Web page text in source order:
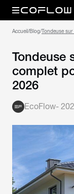
Accueil/Blog/Tondeuse
Tondeuse
complet
2026
EcoFlow-